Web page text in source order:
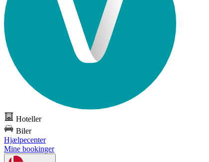
Hoteller
Biler
Hjælpecenter
Mine bookinger